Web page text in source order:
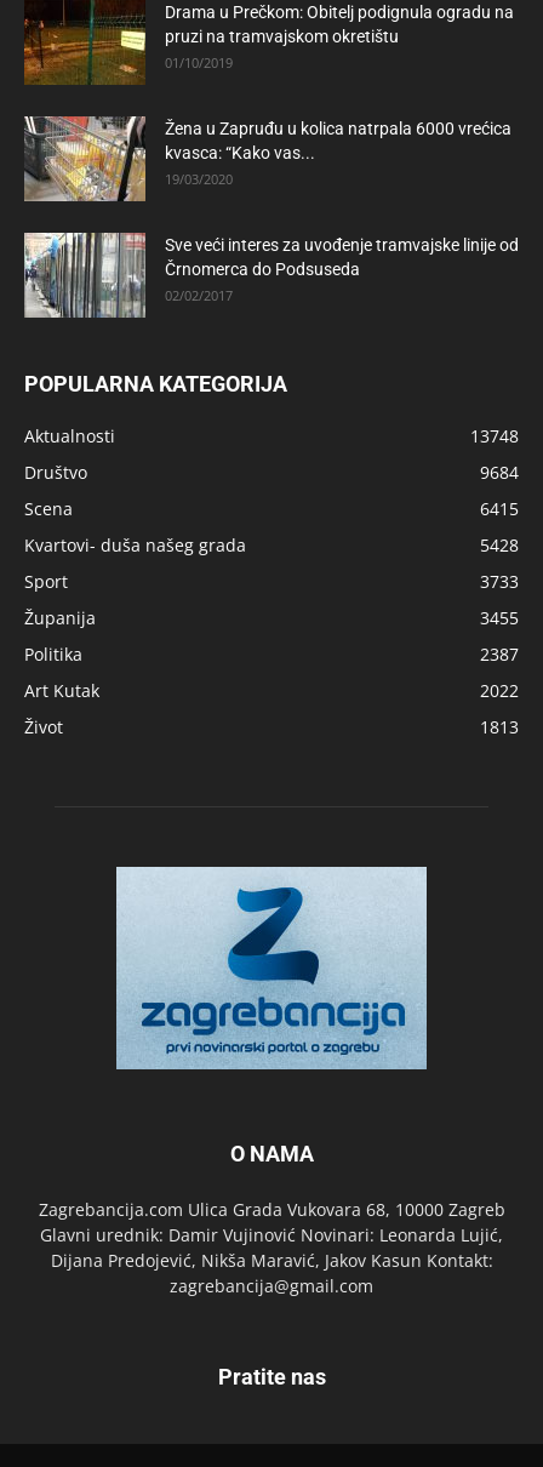
Drama u Prečkom: Obitelj podignula ogradu na
pruzi na tramvajskom okretištu
01/10/2019
Žena u Zapruđu u kolica natrpala 6000 vrećica
kvasca: “Kako vas...
19/03/2020
Sve veći interes za uvođenje tramvajske linije od
Črnomerca do Podsuseda
02/02/2017
POPULARNA KATEGORIJA
Aktualnosti
13748
Društvo
9684
Scena
6415
Kvartovi- duša našeg grada
5428
Sport
3733
Županija
3455
Politika
2387
Art Kutak
2022
Život
1813
O NAMA
Zagrebancija.com Ulica Grada Vukovara 68, 10000 Zagreb
Glavni urednik: Damir Vujinović Novinari: Leonarda Lujić,
Dijana Predojević, Nikša Maravić, Jakov Kasun Kontakt:
zagrebancija@gmail.com
Pratite nas